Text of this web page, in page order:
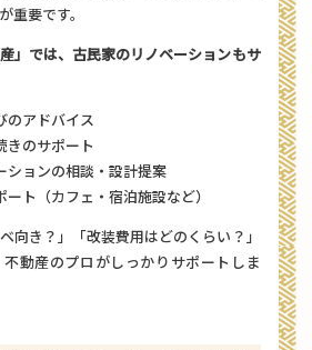
重要です。
」 では、古民家のリノベーションもサ
のアドバイス
きのサポート
ションの相談・設計提案
ート（カフェ・宿泊施設など）
向き？」「改装費用はどのくらい？」
動産のプロがしっかりサポートしま